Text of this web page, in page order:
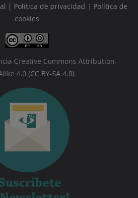
| Política de privacidad | Política de
cookies
Creative Commons Attribution-
4.0 (CC BY-SA 4.0)